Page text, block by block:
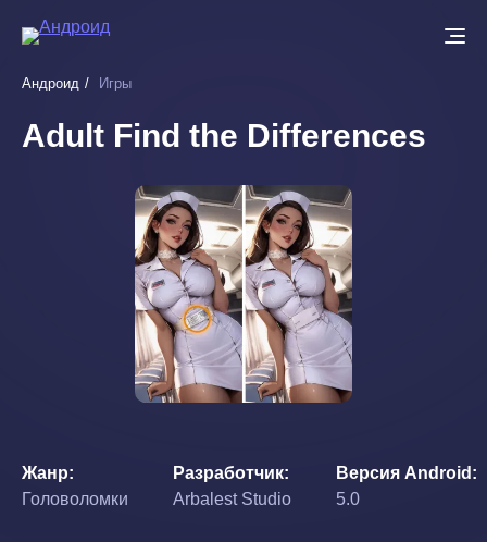
основному
Андроид Игры
Adult Find the Differences
Жанр
Головоломки
Разработчик
Arbalest Studio
Версия Android
5.0